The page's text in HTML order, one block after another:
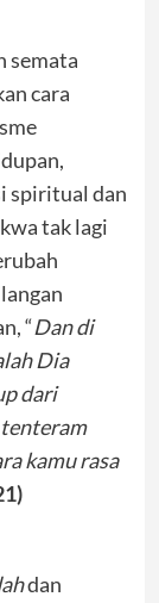
semata
cara
spiritual dan
tak lagi
“Dan di
Dia
dari
kamu rasa
dan